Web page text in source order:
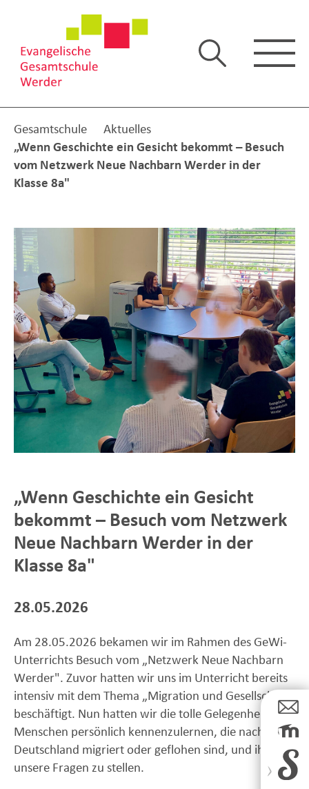
Gesamtschule
Aktuelles
„Wenn Geschichte ein Gesicht bekommt – Besuch
vom Netzwerk Neue Nachbarn Werder in der
Klasse 8a"
„Wenn Geschichte ein Gesicht
bekommt – Besuch vom Netzwerk
Neue Nachbarn Werder in der
Klasse 8a"
28.05.2026
Am 28.05.2026 bekamen wir im Rahmen des GeWi-
Unterrichts Besuch vom „Netzwerk Neue Nachbarn
Werder". Zuvor hatten wir uns im Unterricht bereits
intensiv mit dem Thema „Migration und Gesellschaft"
beschäftigt. Nun hatten wir die tolle Gelegenheit, drei
Menschen persönlich kennenzulernen, die nach
Deutschland migriert oder geflohen sind, und ihnen
unsere Fragen zu stellen.